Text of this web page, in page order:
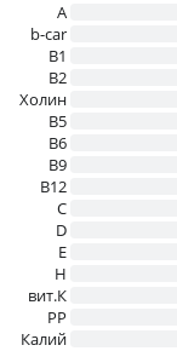
A
b-car
В1
B2
Холин
B5
B6
B9
B12
C
D
E
H
вит.К
PP
Калий